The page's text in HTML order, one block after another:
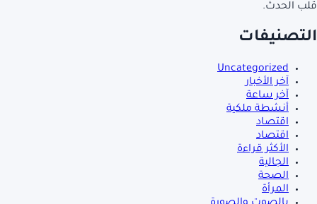
قلب الحدث.
التصنيفات
Uncategorized
آخر الأخبار
آخر ساعة
أنشطة ملكية
اقتصاد
اقتصاد
الأكثر قراءة
الجالية
الصحة
المرأة